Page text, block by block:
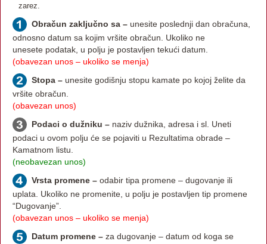
zarez.
Obračun zaključno sa – unesite poslednji dan obračuna,
odnosno datum sa kojim vršite obračun. Ukoliko ne
unesete podatak, u polju je postavljen tekući datum.
(obavezan unos – ukoliko se menja)
Stopa – unesite godišnju stopu kamate po kojoj želite da
vršite obračun.
(obavezan unos)
Podaci o dužniku – naziv dužnika, adresa i sl. Uneti
podaci u ovom polju će se pojaviti u Rezultatima obrade –
Kamatnom listu.
(neobavezan unos)
Vrsta promene – odabir tipa promene – dugovanje ili
uplata. Ukoliko ne promenite, u polju je postavljen tip promene
“Dugovanje”.
(obavezan unos – ukoliko se menja)
Datum promene – za dugovanje – datum od koga se